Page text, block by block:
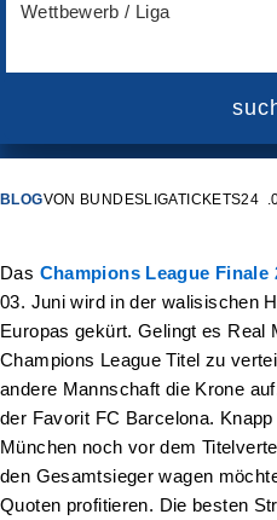
Wettbewerb / Liga
BLOGVON BUNDESLIGATICKETS24
Das Champions League Finale
03. Juni wird in der walisischen
Europas gekürt. Gelingt es Real
Champions League Titel zu
andere Mannschaft die Krone
der Favorit FC Barcelona.
München noch vor dem
den Gesamtsieger wagen
Quoten profitieren. Die besten